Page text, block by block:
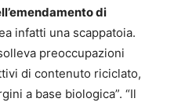
di
infatti una scappatoia.
preoccupazioni
di contenuto riciclato,
a base biologica”. “Il